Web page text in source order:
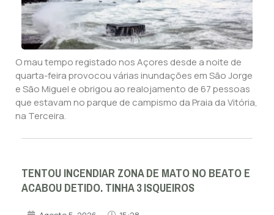
O mau tempo registado nos Açores desde a noite de
quarta-feira provocou várias inundações em São Jorge
e São Miguel e obrigou ao realojamento de 67 pessoas
que estavam no parque de campismo da Praia da Vitória,
na Terceira.
TENTOU INCENDIAR ZONA DE MATO NO BEATO E
ACABOU DETIDO. TINHA 3 ISQUEIROS